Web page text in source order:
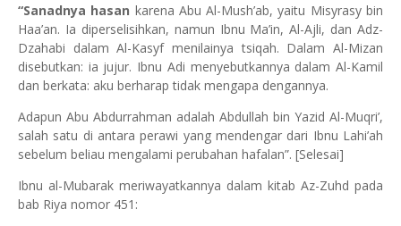
“Sanadnya hasan karena Abu Al-Mush’ab, yaitu Misyrasy bin
Haa’an. Ia diperselisihkan, namun Ibnu Ma’in, Al-Ajli, dan Adz-
Dzahabi dalam Al-Kasyf menilainya tsiqah. Dalam Al-Mizan
disebutkan: ia jujur. Ibnu Adi menyebutkannya dalam Al-Kamil
dan berkata: aku berharap tidak mengapa dengannya.
Adapun Abu Abdurrahman adalah Abdullah bin Yazid Al-Muqri’,
salah satu di antara perawi yang mendengar dari Ibnu Lahi’ah
sebelum beliau mengalami perubahan hafalan”. [Selesai]
Ibnu al-Mubarak meriwayatkannya dalam kitab Az-Zuhd pada
bab Riya nomor 451: